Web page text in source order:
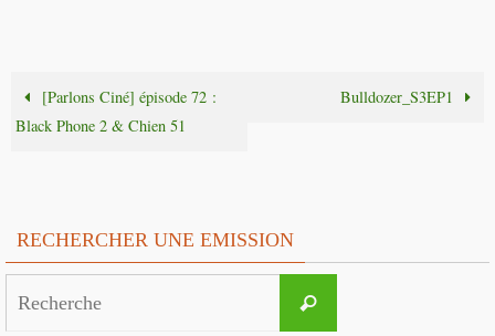
[Parlons Ciné] épisode 72 :
Black Phone 2 & Chien 51
Bulldozer_S3EP1
RECHERCHER UNE EMISSION
Recherche